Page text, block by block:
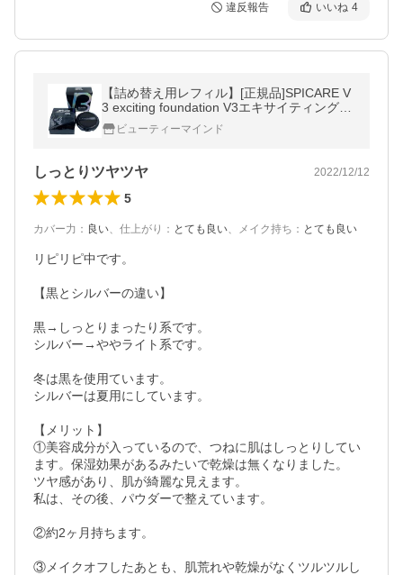
違反報告 いいね 4
【詰め替え用レフィル】[正規品]SPICARE V
3 exciting foundation V3エキサイティングフ
ァンデーション(15g)レフィル(パフ付き)【ク
リックポストで送料無料】
ビューティーマインド
しっとりツヤツヤ 2022/12/12
5
カバー力 ： 良い、 仕上がり ： とても良い、 メイク持ち ： とても良い
リピリピ中です。
【黒とシルバーの違い】
黒→しっとりまったり系です。
シルバー→ややライト系です。
冬は黒を使用ています。
シルバーは夏用にしています。
【メリット】
①美容成分が入っているので、つねに肌はしっとりしてい
ます。保湿効果があるみたいで乾燥は無くなりました。
ツヤ感があり、肌が綺麗な見えます。
私は、その後、パウダーで整えています。
②約2ヶ月持ちます。
③メイクオフしたあとも、肌荒れや乾燥がなくツルツルし